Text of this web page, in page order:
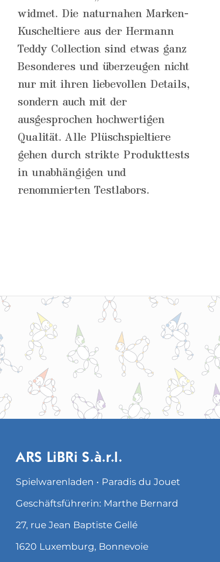
widmet. Die naturnahen Marken-
Kuscheltiere aus der Hermann
Teddy Collection sind etwas ganz
Besonderes und überzeugen nicht
nur mit ihren liebevollen Details,
sondern auch mit der
ausgesprochen hochwertigen
Qualität. Alle Plüschspieltiere
gehen durch strikte Produkttests
in unabhängigen und
renommierten Testlabors.
ARS LiBRi S.à.r.l.
Spielwarenladen • Paradis du Jouet
Geschäftsführerin: Marthe Bernard
27, rue Jean Baptiste Gellé
1620 Luxemburg, Bonnevoie